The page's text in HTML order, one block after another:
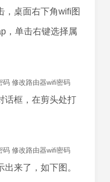
，桌面右下角wifi图
，单击右键选择属
框，在剪头处打
来了，如下图。